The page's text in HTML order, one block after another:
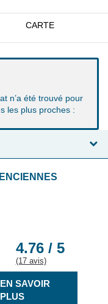
CARTE
n’a été trouvé pour
les plus proches :
4.76 / 5
(17 avis)
EN SAVOIR
PLUS